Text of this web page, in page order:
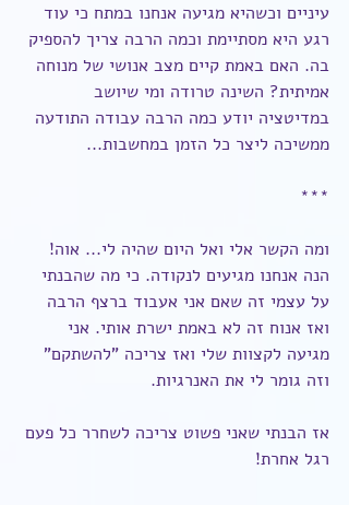
עיניים וכשהיא מגיעה אנחנו במתח כי עוד
רגע היא מסתיימת וכמה הרבה צריך להספיק
בה. האם באמת קיים מצב אנושי של מנוחה
אמיתית? השינה טרודה ומי שיושב
במדיטציה יודע כמה הרבה עבודה התודעה
ממשיכה ליצר כל הזמן במחשבות...
***
ומה הקשר אלי ואל היום שהיה לי... אוה!
הנה אנחנו מגיעים לנקודה. כי מה שהבנתי
על עצמי זה שאם אני אעבוד ברצף הרבה
ואז אנוח זה לא באמת ישרת אותי. אני
מגיעה לקצוות שלי ואז צריכה "להשתקם"
וזה גומר לי את האנרגיות.
אז הבנתי שאני פשוט צריכה לשחרר כל פעם
רגל אחרת!